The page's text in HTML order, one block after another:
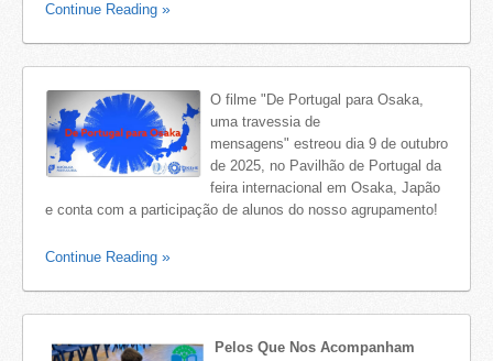
Continue Reading
O filme "De Portugal para Osaka,
uma travessia de
mensagens" estreou dia 9 de outubro
de 2025, no Pavilhão de Portugal da
feira internacional em Osaka, Japão
e conta com a participação de alunos do nosso agrupamento!
Continue Reading
Pelos Que Nos Acompanham